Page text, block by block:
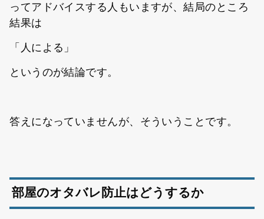
ってアドバイスする人もいますが、結局のところ
結果は
「人による」
というのが結論です。
答えになっていませんが、そういうことです。
部屋のオタバレ防止はどうするか